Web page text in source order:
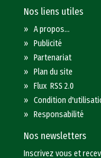
Nos liens utiles
»A propos...
»Publicité
»Partenariat
»Plan du site
»Flux RSS 2.0
»Condition
»Responsabilité
Nos newsletters
Inscrivez vous et